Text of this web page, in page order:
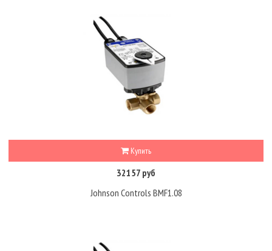
Купить
32157 руб
Johnson Controls BMF1.08